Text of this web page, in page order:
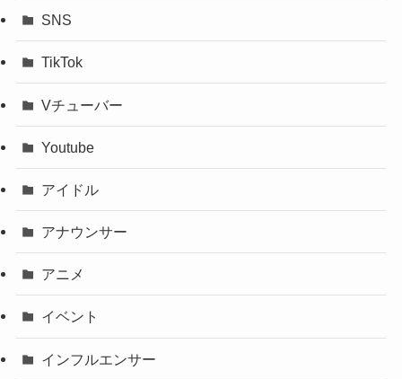
SNS
TikTok
Vチューバー
Youtube
アイドル
アナウンサー
アニメ
イベント
インフルエンサー